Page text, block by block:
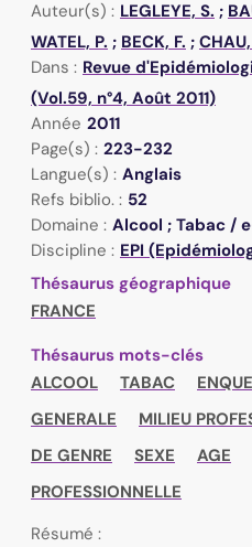
Auteur(s) : LEGLEYE, S. ;
WATEL, P. ; BECK, F. ;
Dans : Revue
(Vol.59, n°4, Août 2011)
Année 2011
Page(s) : 223-232
Langue(s) : Anglais
Refs biblio. : 52
Domaine : Alcool ; Tabac /
Discipline : EPI
Thésaurus géographique
FRANCE
Thésaurus mots-clés
ALCOOL
TABAC
GENERALE
MILIEU
DE GENRE
SEXE AGE
PROFESSIONNELLE
Résumé :